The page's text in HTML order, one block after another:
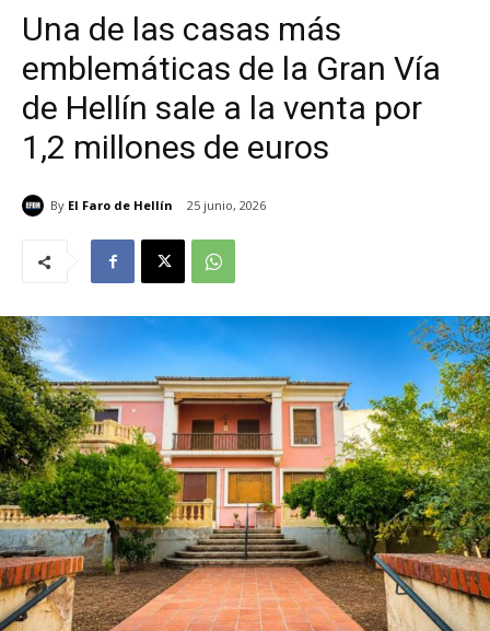
Una de las casas más
emblemáticas de la Gran Vía
de Hellín sale a la venta por
1,2 millones de euros
By El Faro de Hellín 25 junio, 2026